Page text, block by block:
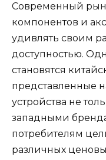
Современный
компонентов и
удивлять своим
доступностью.
становятся
представленные
устройства не
западными
потребителям
различных